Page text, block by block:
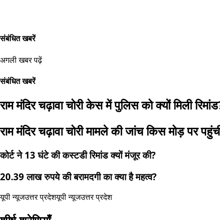
संबंधित खबरें
अगली खबर पढ़ें
संबंधित खबरें
राम मंदिर चढ़ावा चोरी केस में पुलिस को क्यों मिली
राम मंदिर चढ़ावा चोरी मामले की जांच किस मोड़ पर
कोर्ट ने 13 घंटे की कस्टडी रिमांड क्यों मंजूर की?
20.39 लाख रुपये की बरामदगी का क्या है महत्व?
यूपी न्यूजउत्तर प्रदेशयूपी न्यूजउत्तर प्रदेश